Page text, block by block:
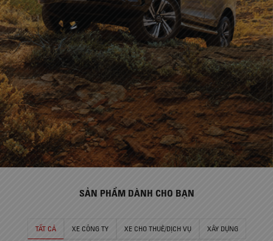
SẢN PHẨM DÀNH CHO BẠN
TẤT CẢ XE CÔNG TY XE CHO THUÊ/DỊCH VỤ XÂY DỰNG